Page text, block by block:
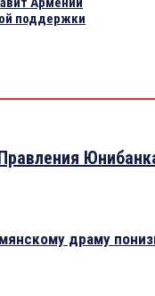
поддержки
драму